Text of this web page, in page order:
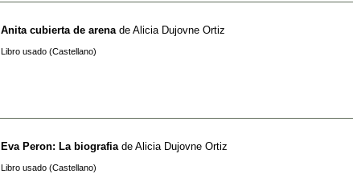
Anita cubierta de arena de Alicia Dujovne Ortiz
Libro usado (Castellano)
Eva Peron: La biografia de Alicia Dujovne Ortiz
Libro usado (Castellano)